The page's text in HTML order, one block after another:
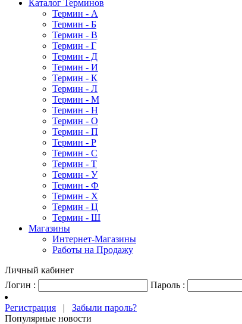
Каталог Терминов
Термин - А
Термин - Б
Термин - В
Термин - Г
Термин - Д
Термин - И
Термин - К
Термин - Л
Термин - М
Термин - Н
Термин - О
Термин - П
Термин - Р
Термин - С
Термин - Т
Термин - У
Термин - Ф
Термин - Х
Термин - Ц
Термин - Ш
Магазины
Интернет-Магазины
Работы на Продажу
Личный кабинет
Логин :
Пароль :
Регистрация | Забыли пароль?
Популярные новости